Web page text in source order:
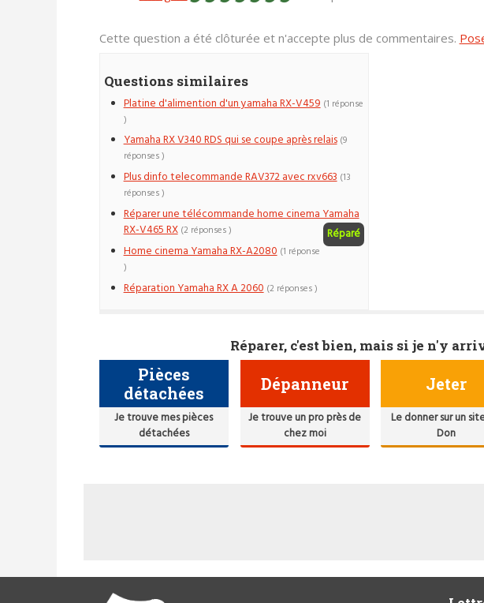
Cette question a été clôturée et n'accepte plus de commentaires.
Questions similaires
Platine d'alimention d'un yamaha RX-V459 (1 réponse
)
Yamaha RX V340 RDS qui se coupe après relais (9
réponses )
Plus dinfo telecommande RAV372 avec rxv663 (13
réponses )
Réparer une télécommande home cinema Yamaha
RX-V465 RX
Réparé
(2 réponses )
Home cinema Yamaha RX-A2080 (1 réponse
)
Réparation Yamaha RX A 2060 (2 réponses )
Réparer, c'est bien, mais si je n'y
Pièces
détachées
Je trouve mes pièces
détachées
Dépanneur
Je trouve un pro près de
chez moi
Jeter
Le donner sur un
Don